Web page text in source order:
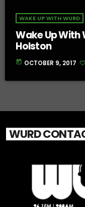
WAKE UP WITH WURD
Wake Up With
Holston
today OCTOBER 9, 2017
WURD